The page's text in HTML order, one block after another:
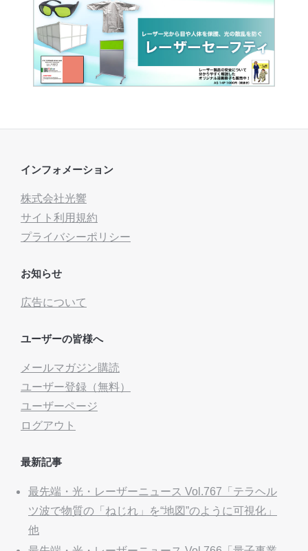
インフォメーション
株式会社光響
サイト利用規約
プライバシーポリシー
お知らせ
広告について
ユーザーの皆様へ
メールマガジン購読
ユーザー登録（無料）
ユーザーページ
ログアウト
最新記事
最先端・光・レーザーニュース Vol.767「テラヘル
ツ波で物質の「ねじれ」を“地図”のように可視化」
他